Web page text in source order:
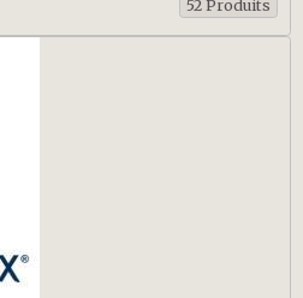
52 Produits